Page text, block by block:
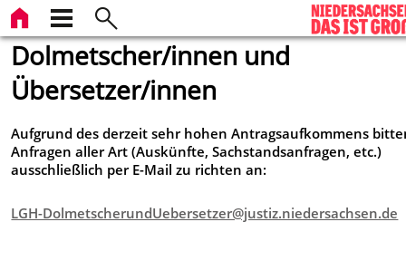
Dolmetscher/innen und
Übersetzer/innen
Aufgrund des derzeit sehr hohen Antragsaufkommens
Anfragen aller Art (Auskünfte, Sachstandsanfragen, etc.)
ausschließlich per E-Mail zu richten an:
LGH-DolmetscherundUebersetzer@justiz.niedersachsen.de